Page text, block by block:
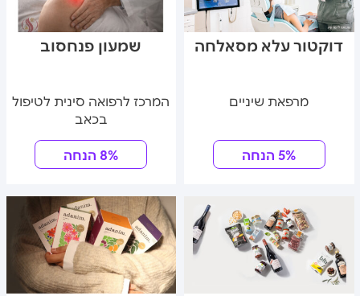
שמעון פנחסוב
המרכז לרפואה סינית לטיפול
בכאב
8% הנחה
דוקטור עלא מסאלחה
מרפאת שיניים
5% הנחה